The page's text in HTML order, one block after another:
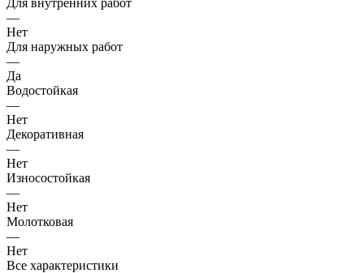
—
Нет
Для наружных работ
—
Да
Водостойкая
—
Нет
Декоративная
—
Нет
Износостойкая
—
Нет
Молотковая
—
Нет
Все характеристики